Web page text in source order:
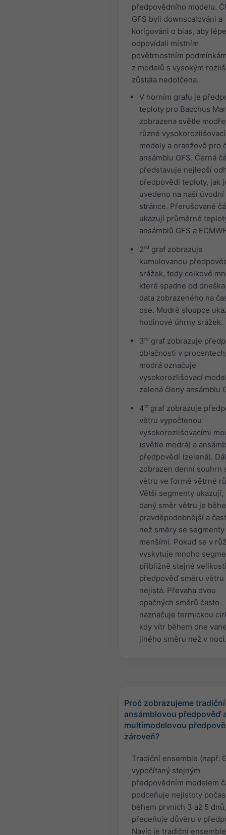
předpovědního modelu.
GFS byli downscalováni a
korigováni o bias, aby lépe
odpovídali místním
povětrnostním
z modelů s vysokým
zůstala nedotčena.
V horním grafu je
teploty pro Bacchus
zobrazena světle
různé vysokorozlišovací
modely a oranžově pro
ansámblu GFS. Černá
představuje nejlepší
předpovědi teploty, jak
uvedeno na naší úvodní
stránce. Přerušované
ukazují průměrné
ansámblů GFS a
2nd graf zobrazuje
kumulovanou
srážek, tedy celkové
které spadne od
data zobrazeného na
ose. Modré sloupce
hodinové úhrny srážek.
3rd graf zobrazuje
oblačnosti v
modrá označuje
vysokorozlišovací
zelená členy ansámblu
4th graf zobrazuje
větru vypočtenou
vysokorozlišovacími
(světle modrá) a
předpovědí (zelená).
zobrazen denní souhrn
větru ve formě větrné
Větší segmenty ukazují,
daný směr větru je
pravděpodobnější a
než směry se segmenty
menšími. Pokud se v
vyskytuje mnoho
přibližně stejné
předpověď směru větru
nejistá. Převaha dvou
opačných směrů často
naznačuje termickou
kdy vítr během dne
jiného směru než v noci.
Proč zobrazujeme tradiční
ansámblovou předpověď
multimodelovou
zároveň?
Tradiční ensemble (např.
vypočítaný stejným
předpovědním modelem
podceňuje nejistoty
během prvních 3 až 5
přeceňuje důvěru v
Navíc je tradiční ensemble